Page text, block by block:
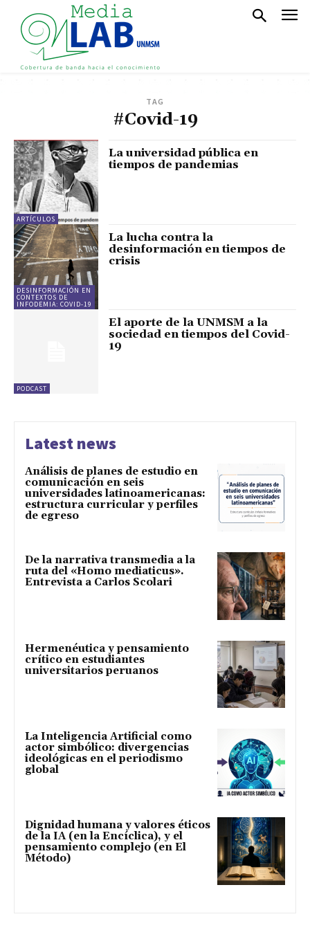
TAG
#Covid-19
ARTÍCULOS
La universidad pública en
tiempos de pandemias
DESINFORMACIÓN EN
CONTEXTOS DE
INFODEMIA: COVID-19
La lucha contra la
desinformación en tiempos de
crisis
PODCAST
El aporte de la UNMSM a la
sociedad en tiempos del Covid-
19
Latest news
Análisis de planes de estudio en
comunicación en seis
universidades latinoamericanas:
estructura curricular y perfiles
de egreso
De la narrativa transmedia a la
ruta del «Homo mediaticus».
Entrevista a Carlos Scolari
Hermenéutica y pensamiento
crítico en estudiantes
universitarios peruanos
La Inteligencia Artificial como
actor simbólico: divergencias
ideológicas en el periodismo
global
Dignidad humana y valores éticos
de la IA (en la Encíclica), y el
pensamiento complejo (en El
Método)